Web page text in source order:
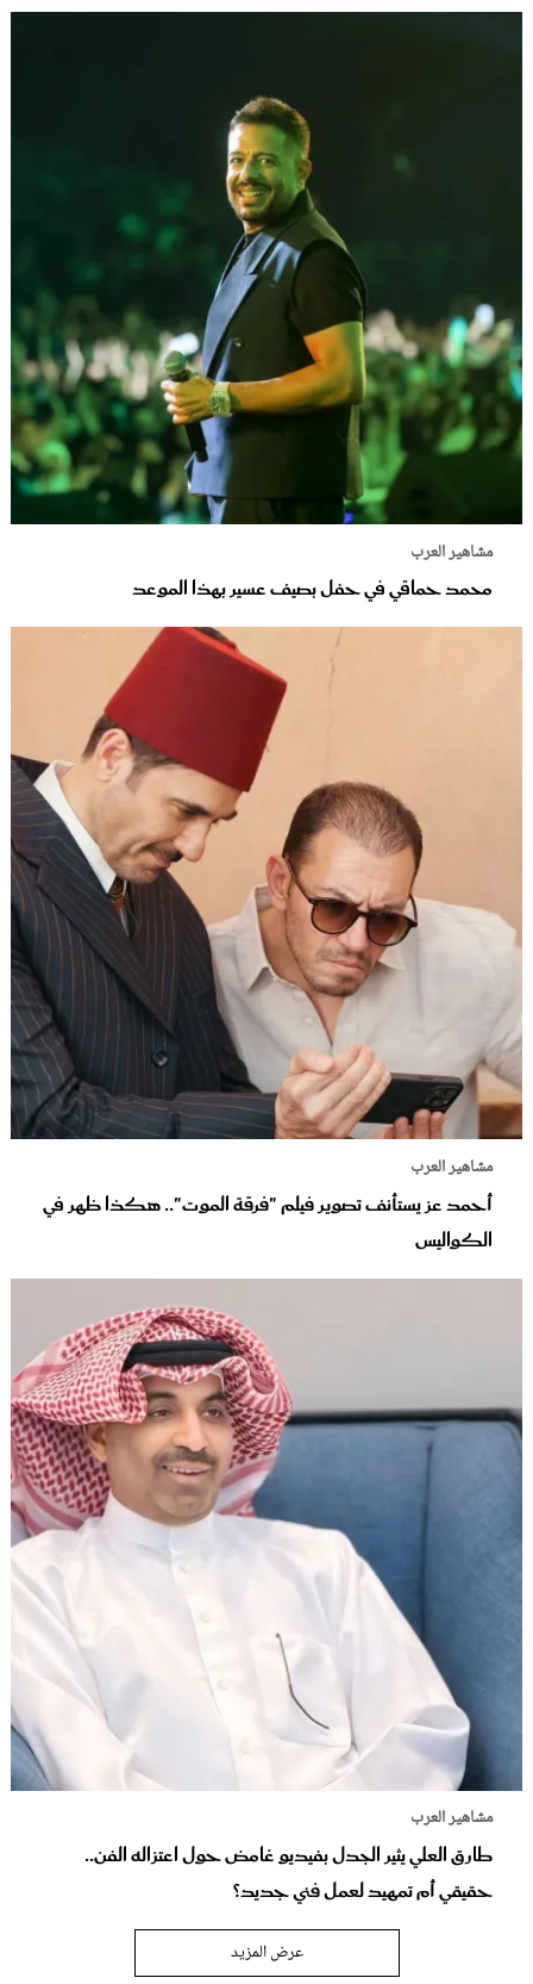
مشاهير العرب
محمد حماقي في حفل بصيف عسير بهذا الموعد
مشاهير العرب
أحمد عز يستأنف تصوير فيلم "فرقة الموت".. هكذا ظهر في
الكواليس
مشاهير العرب
طارق العلي يثير الجدل بفيديو غامض حول اعتزاله الفن..
حقيقي أم تمهيد لعمل فني جديد؟
عرض المزيد